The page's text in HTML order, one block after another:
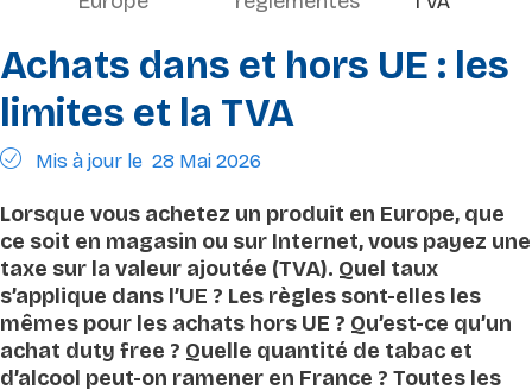
Achats dans et hors UE : les
limites et la TVA
Mis à jour le 28 Mai 2026
Lorsque vous achetez un produit en Europe, que
ce soit en magasin ou sur Internet, vous payez une
taxe sur la valeur ajoutée (TVA). Quel taux
s’applique dans l’UE ? Les règles sont-elles les
mêmes pour les achats hors UE ? Qu’est-ce qu’un
achat duty free ? Quelle quantité de tabac et
d’alcool peut-on ramener en France ? Toutes les